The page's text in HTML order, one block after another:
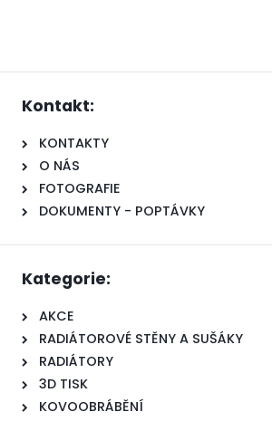
Kontakt:
KONTAKTY
O NÁS
FOTOGRAFIE
DOKUMENTY - POPTÁVKY
Kategorie:
AKCE
RADIÁTOROVÉ STĚNY A SUŠÁKY
RADIÁTORY
3D TISK
KOVOOBRÁBĚNÍ